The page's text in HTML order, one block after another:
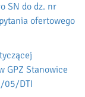
SN do dz. nr
ofertowego
GPZ Stanowice
05/DTI